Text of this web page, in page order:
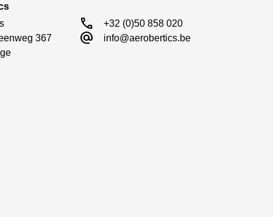
367
call +32 (0)50 858 020
alternate_email info@aerobertics.be